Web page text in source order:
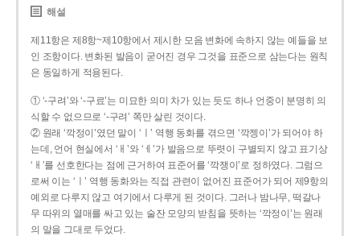
해설
제11항은 제8항~제10항에서 제시한 모음 변화에 속하지 않는 예들을 보
인 조항이다. 변화된 발음이 굳어진 경우 그것을 표준으로 삼는다는 원칙
은 동일하게 적용된다.
① ‘-구려’와 ‘-구료’는 미묘한 의미 차가 있는 듯도 하나 언중이 분명히 의
식할 수 없으므로 ‘-구려’ 쪽만 살린 것이다.
② 원래 ‘깍정이’였던 말이 ‘ㅣ’ 역행 동화를 겪으면 ‘깍젱이’가 되어야 하
는데, 언어 현실에서 ‘ㅐ’와 ‘ㅔ’가 발음으로 뚜렷이 구별되지 않고 표기상
‘ㅐ’를 선호한다는 점에 근거하여 표준어를 ‘깍쟁이’로 정하였다. 그럼으
로써 이는 ‘ㅣ’ 역행 동화와는 직접 관련이 없어진 표준어가 되어 제9항의
예외로 다루지 않고 여기에서 다루게 된 것이다. 그러나 밤나무, 떡갈나
무 따위의 열매를 싸고 있는 술잔 모양의 받침을 뜻하는 ‘깍정이’는 원래
의 말을 그대로 두었다.